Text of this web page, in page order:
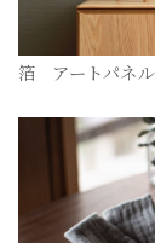
箔 アートパネル